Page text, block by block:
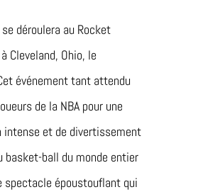
déroulera au Rocket
Cleveland, Ohio, le
événement tant attendu
de la NBA pour une
intense et de divertissement
basket-ball du monde entier
spectacle époustouflant qui